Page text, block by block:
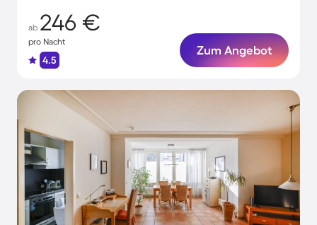
ab 246 €
pro Nacht
4.5
Zum Angebot